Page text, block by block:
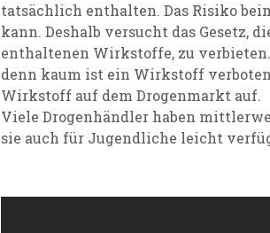
tatsächlich enthalten. Das Risiko
kann. Deshalb versucht das Gesetz,
enthaltenen Wirkstoffe, zu
denn kaum ist ein Wirkstoff
Wirkstoff auf dem Drogenmarkt auf.
Viele Drogenhändler haben
sie auch für Jugendliche leicht